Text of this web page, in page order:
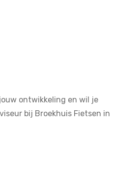
ontwikkeling en wil je
bij Broekhuis Fietsen in